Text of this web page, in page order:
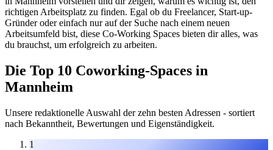
richtigen Arbeitsplatz zu finden. Egal ob du Freelancer, Start-up-
Gründer oder einfach nur auf der Suche nach einem neuen
Arbeitsumfeld bist, diese Co-Working Spaces bieten dir alles, was
du brauchst, um erfolgreich zu arbeiten.
Die Top 10 Coworking-Spaces in
Mannheim
Unsere redaktionelle Auswahl der zehn besten Adressen - sortiert
nach Bekanntheit, Bewertungen und Eigenständigkeit.
1